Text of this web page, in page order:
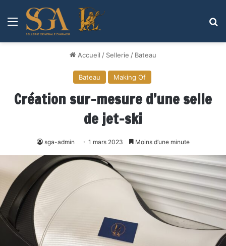
Menu
Accueil / Sellerie / Bateau
Bateau Making Of
Création sur-mesure d’une selle
de jet-ski
sga-admin 1 mars 2023 Moins d’une minute